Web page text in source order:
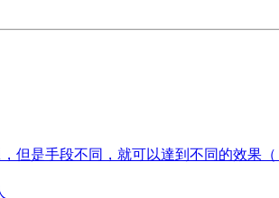
但是手段不同，就可以達到不同的效果（